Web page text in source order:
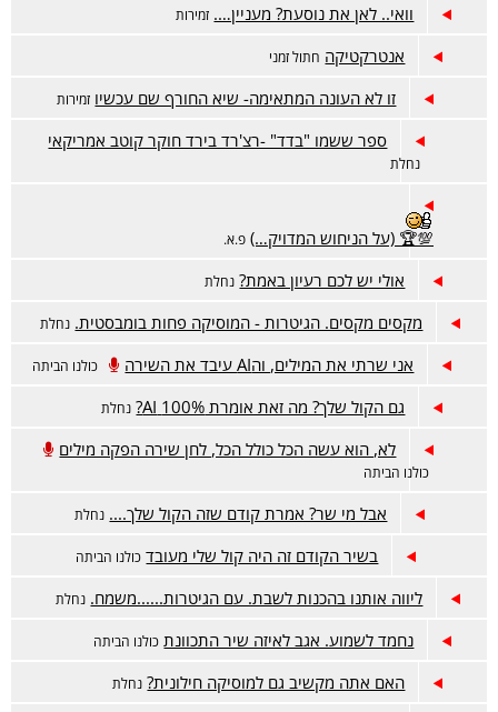
וואי.. לאן את נוסעת? מעניין…. זמירות
אנטרקטיקה חתול זמני
זו לא העונה המתאימה- שיא החורף שם עכשיו זמירות
ספר ששמו "בדד" -רצ'רד בירד חוקר קוטב אמריקאי
נחלת
💯🏆 (על הניחוש המדויק…) פ.א.
אולי יש לכם רעיון באמת? נחלת
מקסים מקסים. הגיטרות - המוסיקה פחות בומבסטית. נחלת
אני שרתי את המילים, והAI עיבד את השירה כולנו הביתה
גם הקול שלך? מה זאת אומרת 100% AI? נחלת
לא, הוא עשה הכל כולל הכל, לחן שירה הפקה מילים
כולנו הביתה
אבל מי שר? אמרת קודם שזה הקול שלך.... נחלת
בשיר הקודם זה היה קול שלי מעובד כולנו הביתה
ליווה אותנו בהכנות לשבת. עם הגיטרות......משמח. נחלת
נחמד לשמוע. אגב לאיזה שיר התכוונת כולנו הביתה
האם אתה מקשיב גם למוסיקה חילונית? נחלת